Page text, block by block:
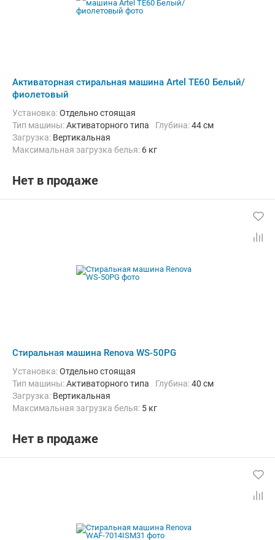
Активаторная стиральная машина Artel TE60 Белый/
фиолетовый
Установка:Отдельно стоящая
Тип машины:Активаторного типа Глубина:44 см
загрузка: Вертикальная
Максимальная загрузка белья: 6 кг
Материал бака:
Дополнительные функции:
Ширина:74 см
Нет в продаже
Стиральная машина Renova WS-50PG
Установка:Отдельно стоящая
Тип машины:Активаторного типа Глубина:40 см
загрузка: Вертикальная
Максимальная загрузка белья: 5 кг
Дополнительные функции:
Ширина:63.5 см
Нет в продаже